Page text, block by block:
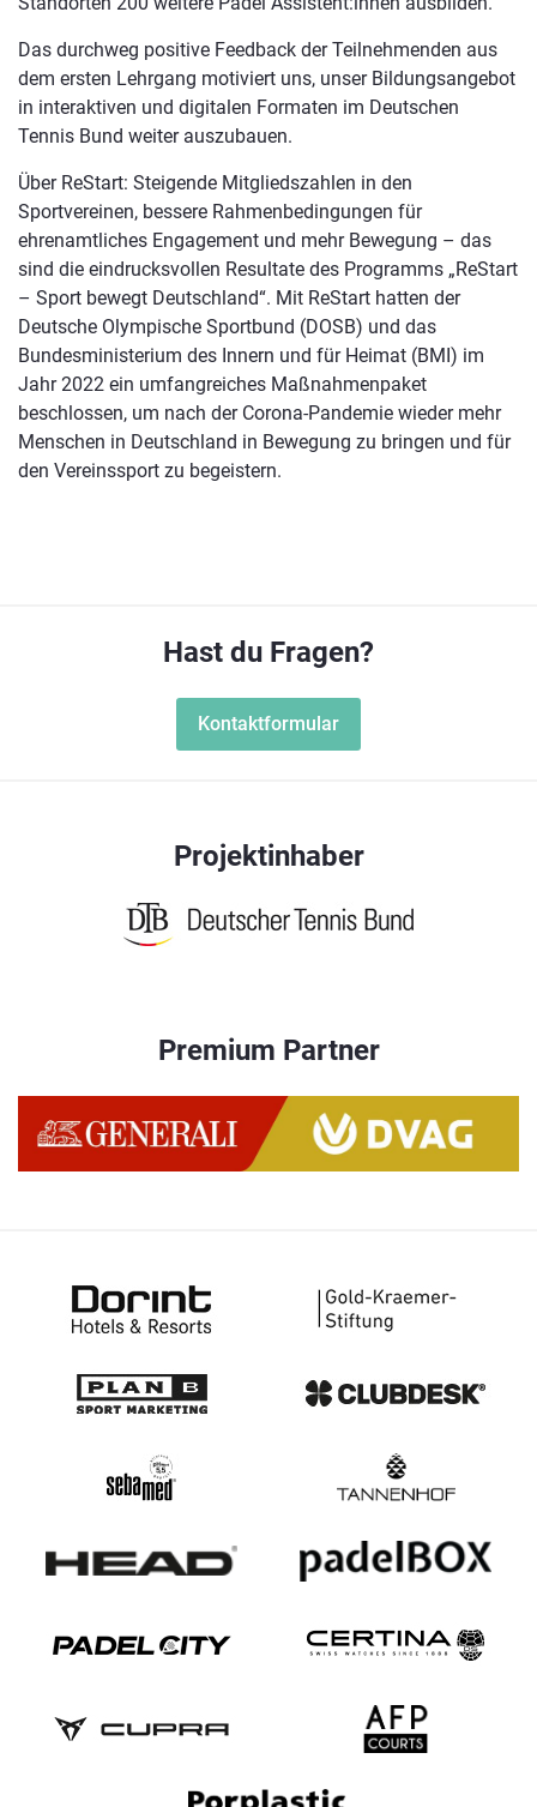
Das durchweg positive Feedback der Teilnehmenden aus
dem ersten Lehrgang motiviert uns, unser Bildungsangebot
in interaktiven und digitalen Formaten im Deutschen
Tennis Bund weiter auszubauen.
Über ReStart: Steigende Mitgliedszahlen in den
Sportvereinen, bessere Rahmenbedingungen für
ehrenamtliches Engagement und mehr Bewegung – das
sind die eindrucksvollen Resultate des Programms „ReStart
– Sport bewegt Deutschland“. Mit ReStart hatten der
Deutsche Olympische Sportbund (DOSB) und das
Bundesministerium des Innern und für Heimat (BMI) im
Jahr 2022 ein umfangreiches Maßnahmenpaket
beschlossen, um nach der Corona-Pandemie wieder mehr
Menschen in Deutschland in Bewegung zu bringen und für
den Vereinssport zu begeistern.
Hast du Fragen?
Kontaktformular
Projektinhaber
Premium Partner